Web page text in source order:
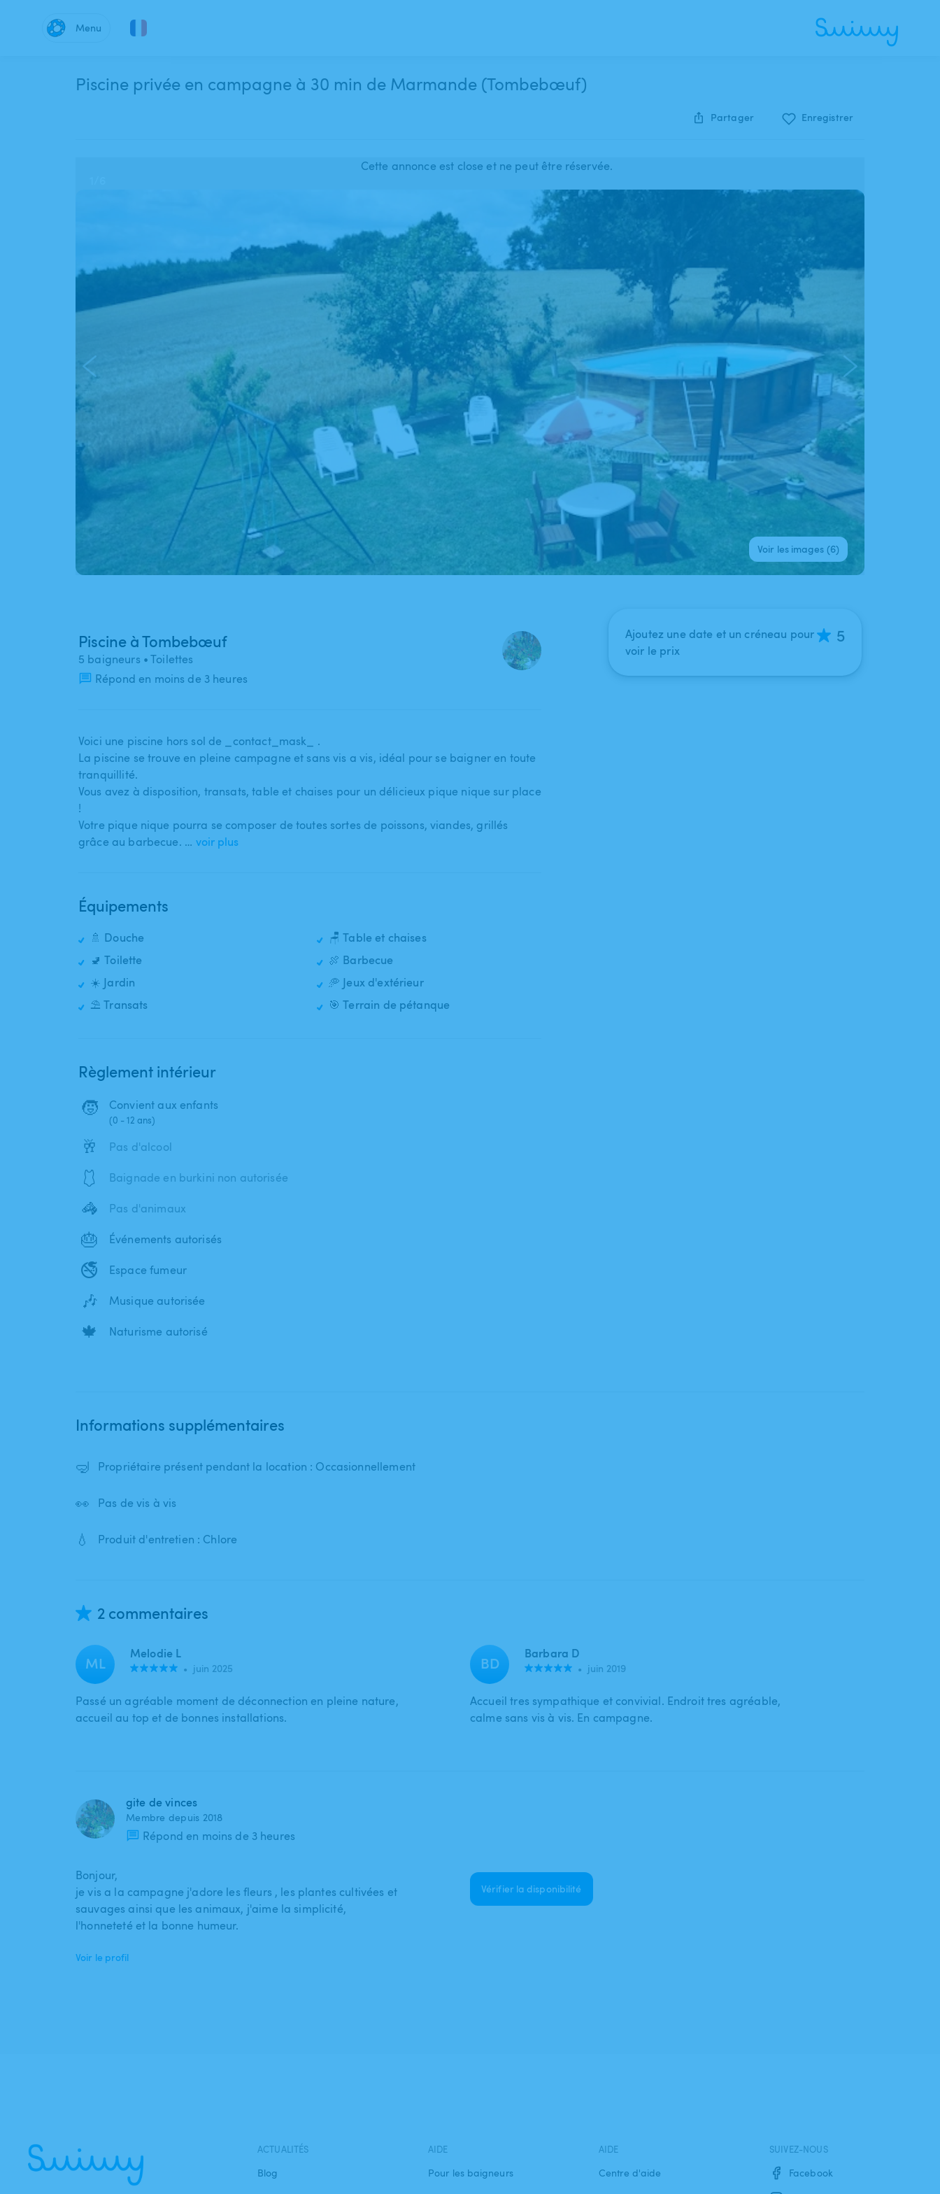
Menu
Piscine privée en campagne à 30 min de Marmande (Tombebœuf)
Partager Enregistrer
Cette annonce est close et ne peut être réservée.
Voir les images (6)
Piscine à Tombebœuf
5 baigneurs • Toilettes
Répond en moins de 3 heures
Voici une piscine hors sol de _contact_mask_ .
La piscine se trouve en pleine campagne et sans vis a vis​,​ idéal pour se baigner en toute
tranquillité.
Vous avez à disposition​,​ transats​,​ table et chaises pour un délicieux pique nique sur place
!
Votre pique nique pourra se composer de toutes sortes de poissons​,​ viandes​,​ grillés
grâce au barbecue. … voir plus
Équipements
🚿 Douche
🚽 Toilette
☀️ Jardin
⛱️ Transats
🪑 Table et chaises
🍖 Barbecue
🥏 Jeux d'extérieur
🎯 Terrain de pétanque
Règlement intérieur
🧒 Convient aux enfants
(0 - 12 ans)
🥂 Pas d'alcool
🩱 Baignade en burkini non autorisée
🦓 Pas d'animaux
🎂 Événements autorisés
🚭 Espace fumeur
🎶 Musique autorisée
🍁 Naturisme autorisé
Ajoutez une date et un créneau pour
voir le prix
5
Informations supplémentaires
🤿 Propriétaire présent pendant la location : Occasionnellement
👀 Pas de vis à vis
💧 Produit d'entretien : Chlore
2 commentaires
ML Melodie L
• juin 2025
Passé un agréable moment de déconnection en pleine nature,
accueil au top et de bonnes installations.
BD Barbara D
• juin 2019
Accueil tres sympathique et convivial. Endroit tres agréable,
calme sans vis à vis. En campagne.
gite de vinces
Membre depuis 2018
Répond en moins de 3 heures
Bonjour,
je vis a la campagne j'adore les fleurs , les plantes cultivées et
sauvages ainsi que les animaux, j'aime la simplicité,
l'honneteté et la bonne humeur.
Voir le profil
Vérifier la disponibilité
ACTUALITÉS
Blog
AIDE
Pour les baigneurs
AIDE
Centre d'aide
SUIVEZ-NOUS
Facebook